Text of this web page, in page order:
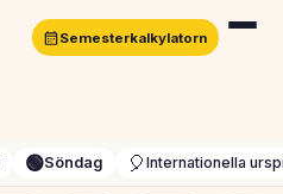
Semesterkalkylatorn
🟢Söndag 🎈Internationella